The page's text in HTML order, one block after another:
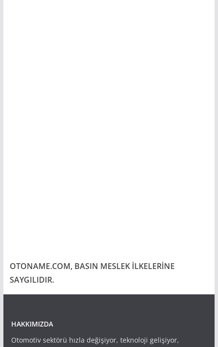
OTONAME.COM, BASIN MESLEK İLKELERİNE
SAYGILIDIR.
HAKKIMIZDA
Otomotiv sektörü hızla değişiyor, teknoloji gelişiyor,